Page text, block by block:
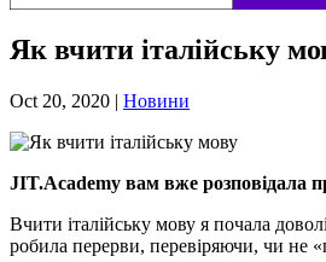
Як вчити італійську
Oct 20, 2020 | Новини
JIT.Academy вам вже розповідала
Вчити італійську мову я почала
робила перерви, перевіряючи, чи не